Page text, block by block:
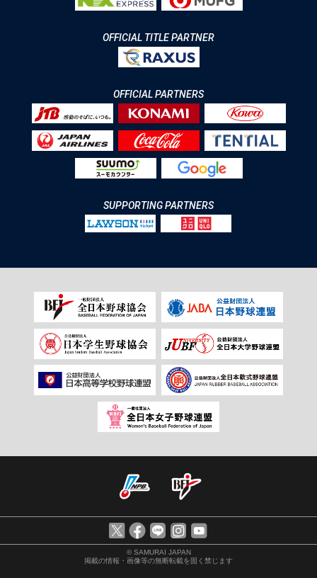
OFFICIAL TITLE PARTNER
OFFICIAL PARTNERS
SUPPORTING PARTNERS
© SAMURAI JAPAN
掲載の情報・画像等の無断転載を固く禁じます